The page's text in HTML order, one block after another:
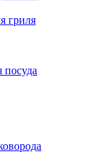
гриля